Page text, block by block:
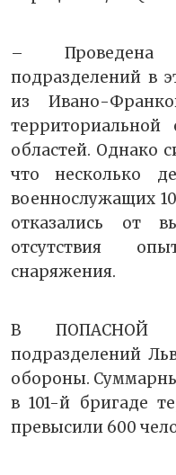
– Проведена
подразделений в
из Ивано-
областей. Однако
что несколько
военнослужащих
отказались от
отсутствия
снаряжения.
В ПОПАСНОЙ
подразделений
обороны.
в 101-й бригаде
превысили 600